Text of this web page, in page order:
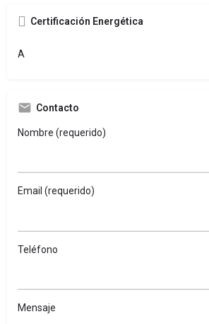
Certificación Energética
A
Contacto
Nombre (requerido)
Email (requerido)
Teléfono
Mensaje